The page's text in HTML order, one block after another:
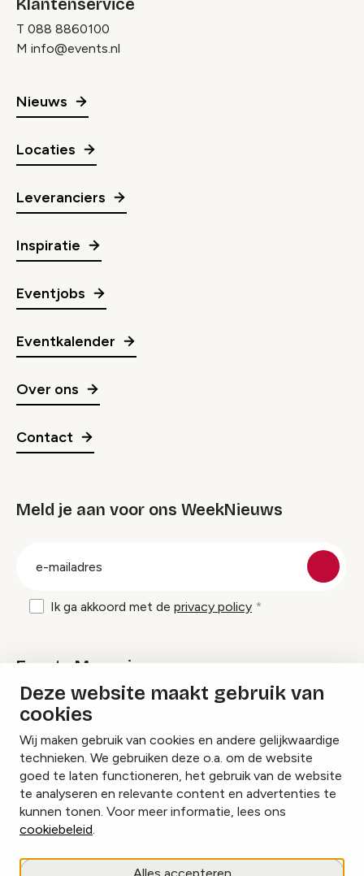
Deze website maakt gebruik van
cookies
Wij maken gebruik van cookies en andere gelijkwaardige
technieken. We gebruiken deze o.a. om de website
goed te laten functioneren, het gebruik van de website
te analyseren en relevante content en advertenties te
kunnen tonen. Voor meer informatie, lees ons
cookiebeleid.
T 088 8860100
M info@events.nl
Nieuws
Locaties
Leveranciers
Inspiratie
Eventjobs
Eventkalender
Over ons
Contact
Meld je aan voor ons WeekNieuws
Ik ga akkoord met de privacy policy
Events Magazine
Ik ontvang graag Events Magazine
InstagramFacebookLinkedIn
Cookies beheren